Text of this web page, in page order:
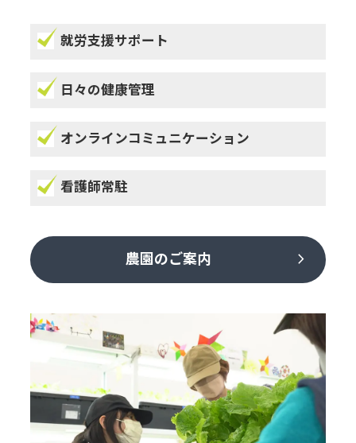
就労支援サポート
日々の健康管理
オンラインコミュニケーション
看護師常駐
農園のご案内 chevron_right